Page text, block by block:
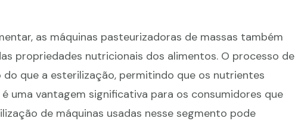
as máquinas pasteurizadoras de massas também
propriedades nutricionais dos alimentos. O processo de
que a esterilização, permitindo que os nutrientes
uma vantagem significativa para os consumidores que
de máquinas usadas nesse segmento pode